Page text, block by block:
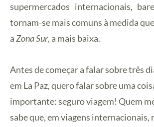
supermercados internacionais,
tornam-se mais comuns à medida
aZona Sur, a mais baixa.
Antes de começar a falar sobre três
em La Paz, quero falar sobre uma
importante: seguro viagem! Quem
sabe que, em viagens internacionais,